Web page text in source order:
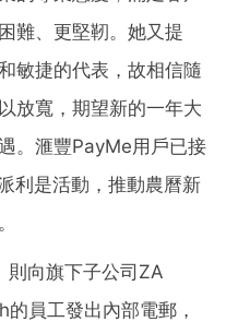
難、更堅靭。她又提
敏捷的代表，故相信隨
放寬，期望新的一年大
。滙豐PayMe用戶已接
利是活動，推動農曆新
向旗下子公司ZA
員工發出內部電郵，